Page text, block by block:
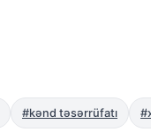
#kənd təsərrüfatı